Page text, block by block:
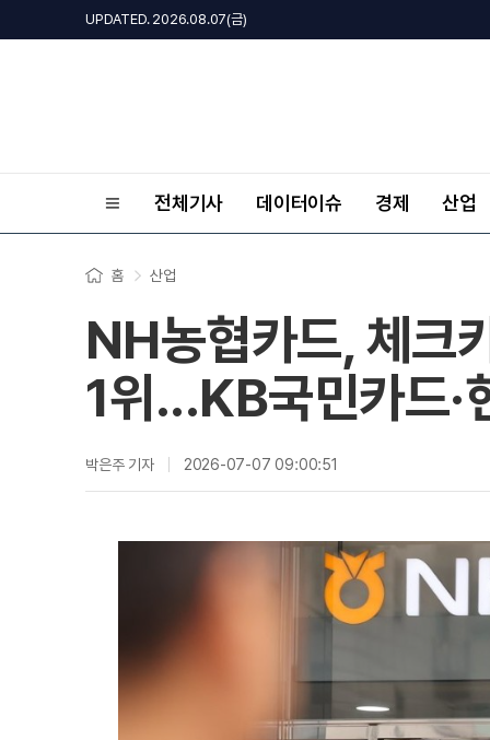
UPDATED. 2026.08.07(금)
전체기사 데이터이슈 경제 산업
홈 산업
NH농협카드, 체크
1위...KB국민카드·
박은주 기자 2026-07-07 09:00:51